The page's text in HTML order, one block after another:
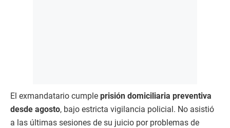
El exmandatario cumple prisión domiciliaria preventiva
desde agosto, bajo estricta vigilancia policial. No asistió
a las últimas sesiones de su juicio por problemas de